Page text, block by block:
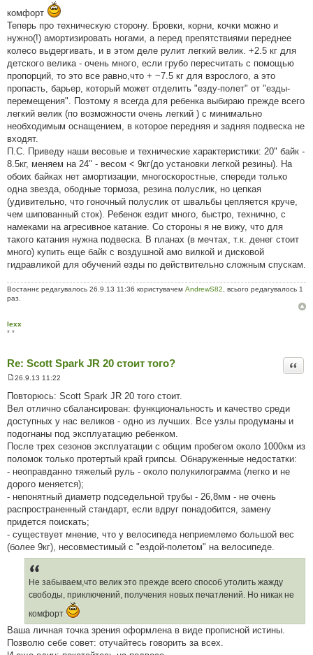
я
комфорт
Теперь про техническую сторону. Бровки, корни, кочки можно и
нужно(!) амортизировать ногами, а перед препятствиями переднее
колесо выдергивать, и в этом деле рулит легкий велик. +2.5 кг для
детского велика - очень много, если грубо пересчитать с помощью
пропорций, то это все равно,что + ~7.5 кг для взрослого, а это
пропасть, барьер, который может отделить "езду-полет" от "езды-
перемещения". Поэтому я всегда для ребенка выбираю прежде всего
легкий велик (по возможности очень легкий ) с минимально
необходимым оснащением, в которое передняя и задняя подвеска не
входят.
П.С. Приведу наши весовые и технические характеристики: 20" байк -
8.5кг, меняем на 24" - весом < 9кг(до установки легкой резины). На
обоих байках нет амортизации, многоскоростные, спереди только
одна звезда, ободные тормоза, резина полуслик, но цепкая
(удивительно, что гоночный полуслик от швальбы цепляется круче,
чем шипованный сток). Ребенок ездит много, быстро, технично, с
намеками на агресивное катание. Со стороны я не вижу, что для
такого катания нужна подвеска. В планах (в мечтах, т.к. денег стоит
много) купить еще байк с воздушной амо вилкой и дисковой
гидравликой для обучений езды по действительно сложным спускам.
Востаннє редагувалось 26.9.13 11:36 користувачем AndrewS82 , всього редагувалось 1
раз.
lexx
* *
Re: Scott Spark JR 20 стоит того?
в
і
о
м
е
н
я
26.9.13 11:22
Повторюсь: Scott Spark JR 20 того стоит.
Вел отлично сбалансирован: функциональность и качество среди
доступных у нас великов - одно из лучших. Все узлы продуманы и
подогнаны под эксплуатацию ребенком.
После трех сезонов эксплуатации с общим пробегом около 1000км из
поломок только протертый край грипсы. Обнаруженные недостатки:
- неоправданно тяжелый руль - около полукилограмма (легко и не
дорого меняется);
- непонятный диаметр подседельной трубы - 26,8мм - не очень
распространенный стандарт, если вдруг понадобится, замену
придется поискать;
- существует мнение, что у велосипеда неприемлемо большой вес
(более 9кг), несовместимый с "ездой-полетом" на велосипеде.
Не забываем,что велик это прежде всего способ утолить жажду
свободы, приключений, получения новых печатлений. Но никак не
комфорт
Ваша личная точка зрения оформлена в виде прописной истины.
Позволю себе совет: отучайтесь говорить за всех.